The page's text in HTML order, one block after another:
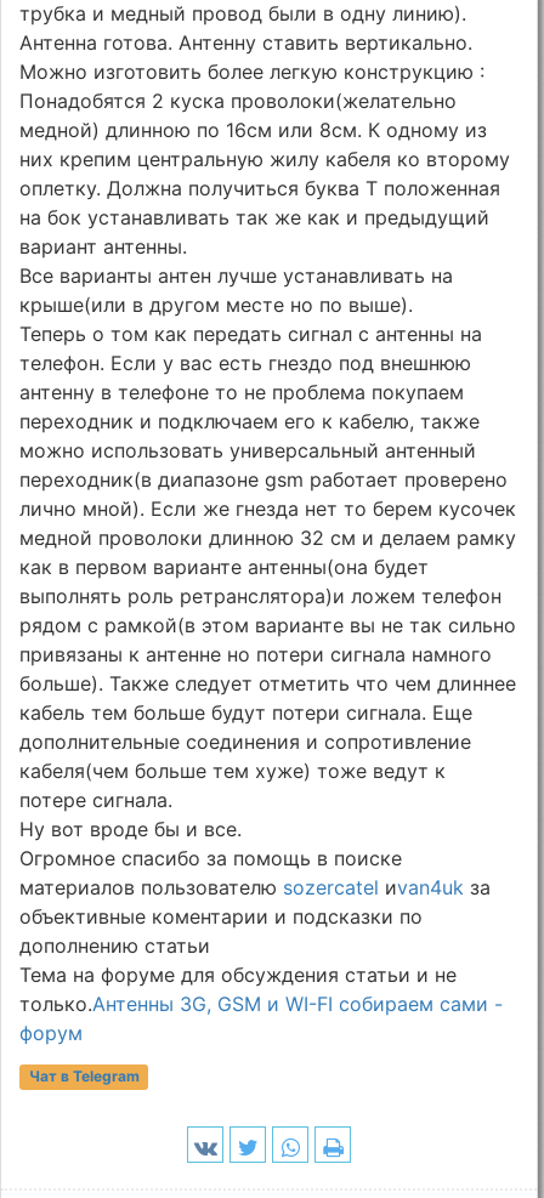
трубка и медный провод были в одну линию).
Антенна готова. Антенну ставить вертикально.
Можно изготовить более легкую конструкцию :
Понадобятся 2 куска проволоки(желательно
медной) длинною по 16см или 8см. К одному из
них крепим центральную жилу кабеля ко второму
оплетку. Должна получиться буква Т положенная
на бок устанавливать так же как и предыдущий
вариант антенны.
Все варианты антен лучше устанавливать на
крыше(или в другом месте но по выше).
Теперь о том как передать сигнал с антенны на
телефон. Если у вас есть гнездо под внешнюю
антенну в телефоне то не проблема покупаем
переходник и подключаем его к кабелю, также
можно использовать универсальный антенный
переходник(в диапазоне gsm работает проверено
лично мной). Если же гнезда нет то берем кусочек
медной проволоки длинною 32 см и делаем рамку
как в первом варианте антенны(она будет
выполнять роль ретранслятора)и ложем телефон
рядом с рамкой(в этом варианте вы не так сильно
привязаны к антенне но потери сигнала намного
больше). Также следует отметить что чем длиннее
кабель тем больше будут потери сигнала. Еще
дополнительные соединения и сопротивление
кабеля(чем больше тем хуже) тоже ведут к
потере сигнала.
Ну вот вроде бы и все.
Огромное спасибо за помощь в поиске
материалов пользователю sozercatel иvan4uk за
объективные коментарии и подсказки по
дополнению статьи
Тема на форуме для обсуждения статьи и не
только.Антенны 3G, GSM и WI-FI собираем сами -
форум
Чат в Telegram